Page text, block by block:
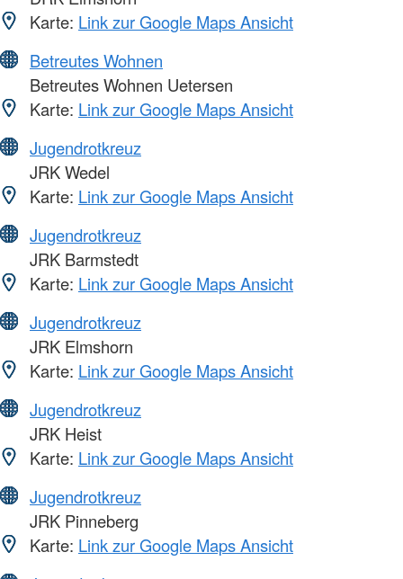
Karte: Link zur Google Maps Ansicht
Betreutes Wohnen
Betreutes Wohnen Uetersen
Karte: Link zur Google Maps Ansicht
Jugendrotkreuz
JRK Wedel
Karte: Link zur Google Maps Ansicht
Jugendrotkreuz
JRK Barmstedt
Karte: Link zur Google Maps Ansicht
Jugendrotkreuz
JRK Elmshorn
Karte: Link zur Google Maps Ansicht
Jugendrotkreuz
JRK Heist
Karte: Link zur Google Maps Ansicht
Jugendrotkreuz
JRK Pinneberg
Karte: Link zur Google Maps Ansicht